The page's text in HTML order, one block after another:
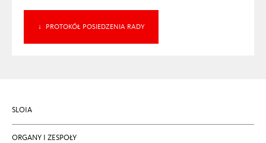
PROTOKÓŁ POSIEDZENIA RADY
SLOIA
ORGANY I ZESPOŁY